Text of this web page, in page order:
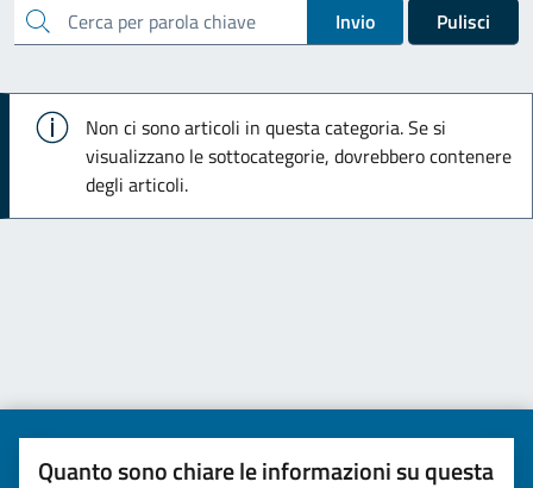
cerca Invio Pulisci
Info
Non ci sono articoli in questa categoria. Se si
visualizzano le sottocategorie, dovrebbero contenere
degli articoli.
Quanto sono chiare le informazioni su questa